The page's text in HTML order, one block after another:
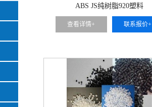
ABS JS纯树脂920塑料
查看详情+ 联系报价+